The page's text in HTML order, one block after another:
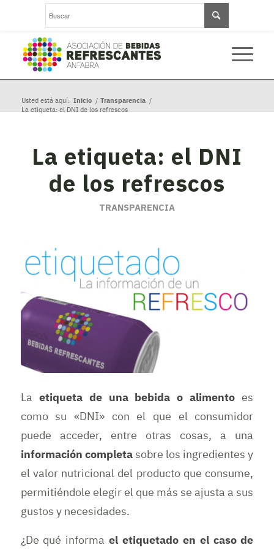
Usted está aquí: Inicio / Transparencia /
La etiqueta: el DNI de los refrescos
La etiqueta: el DNI
de los refrescos
TRANSPARENCIA
La etiqueta de una bebida o alimento es
como su «DNI» con el que el consumidor
puede acceder, entre otras cosas, a una
información completasobre los ingredientes y
el valor nutricional del producto que consume,
permitiéndole elegir el que más se ajusta a sus
gustos y necesidades.
¿De qué informael etiquetado en el caso de